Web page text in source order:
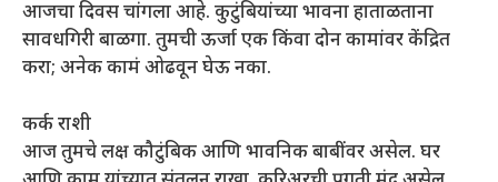
आजचा दिवस चांगला आहे. कुटुंबियांच्या भावना हाताळताना
सावधगिरी बाळगा. तुमची ऊर्जा एक किंवा दोन कामांवर केंद्रित
करा; अनेक कामं ओढवून घेऊ नका.
कर्क राशी
आज तुमचे लक्ष कौटुंबिक आणि भावनिक बाबींवर असेल. घर